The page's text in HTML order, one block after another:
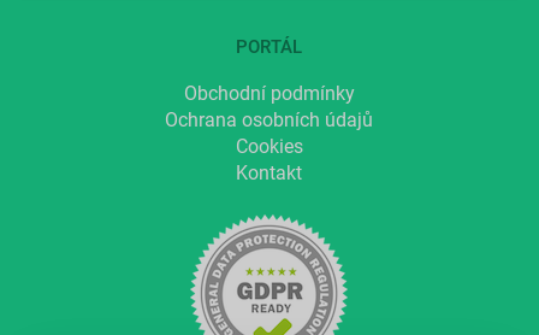
PORTÁL
Obchodní podmínky
Ochrana osobních údajů
Cookies
Kontakt